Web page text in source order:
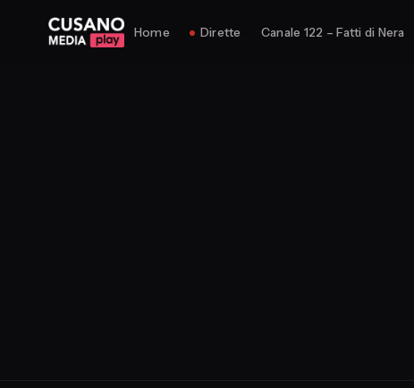
Home Dirette Canale 122 – Fatti di Nera